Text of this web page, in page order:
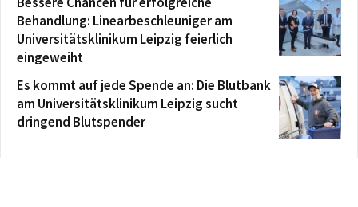
Behandlung: Linearbeschleuniger am
Universitätsklinikum Leipzig feierlich
eingeweiht
Es kommt auf jede Spende an: Die Blutbank
am Universitätsklinikum Leipzig sucht
dringend Blutspender